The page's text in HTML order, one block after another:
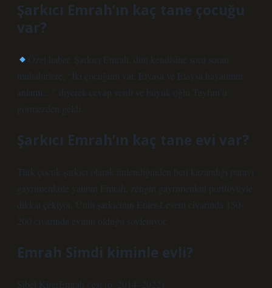
Şarkıcı Emrah’ın kaç tane çocuğu
var?
Özel haber. Şarkıcı Emrah, dün kendisine soru soran
muhabirlere, “İki çocuğum var, Elyasa ve Elaysa hayatımın
anlamı…” diyerek cevap verdi ve büyük oğlu Tayfun’u
görmezden geldi.
Şarkıcı Emrah’ın kaç tane evi var?
Türk çocuk şarkıcı olarak ünlendiğinden beri kazandığı parayı
gayrimenkule yatıran Emrah, zengin gayrimenkul portföyüyle
dikkat çekiyor. Ünlü şarkıcının Etiler-Levent civarında 150-
200 civarında evinin olduğu söyleniyor.
Emrah Simdi kiminle evli?
Sibel KirerEmrah / eşi (ö. 2014–2022)